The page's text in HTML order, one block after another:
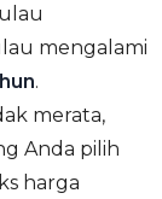
mengalami
.
merata,
Anda pilih
harga